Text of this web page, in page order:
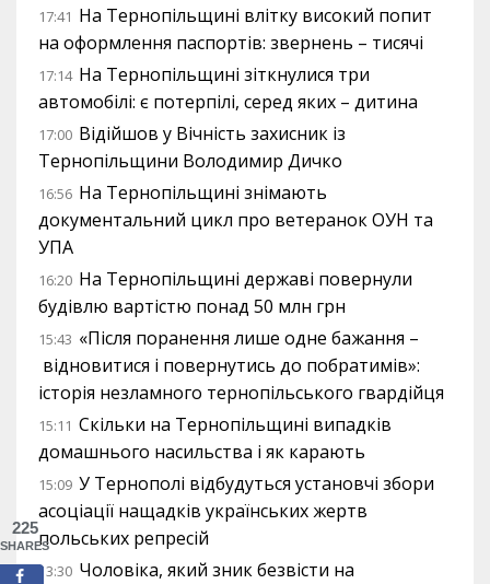
17:41 На Тернопільщині влітку високий попит
на оформлення паспортів: звернень – тисячі
17:14 На Тернопільщині зіткнулися три
автомобілі: є потерпілі, серед яких – дитина
17:00 Відійшов у Вічність захисник із
Тернопільщини Володимир Дичко
16:56 На Тернопільщині знімають
документальний цикл про ветеранок ОУН та
УПА
16:20 На Тернопільщині державі повернули
будівлю вартістю понад 50 млн грн
15:43 «Після поранення лише одне бажання –
відновитися і повернутись до побратимів»:
історія незламного тернопільського гвардійця
15:11 Скільки на Тернопільщині випадків
домашнього насильства і як карають
15:09 У Тернополі відбудуться установчі збори
асоціації нащадків українських жертв
польських репресій
13:30 Чоловіка, який зник безвісти на
225
SHARES